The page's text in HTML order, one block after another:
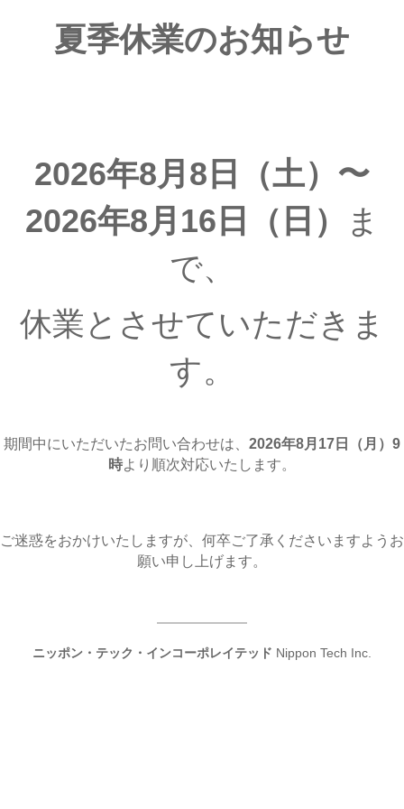
夏季休業のお知らせ
2026年8月8日（土）〜
2026年8月16日（日）
ま
で、
休業とさせていただきま
す。
期間中にいただいたお問い合わせは、 2026年8月17日（月 ）9
時より順次対応いたします。
ご迷惑をおかけいたしますが、何卒ご了承くださいますようお
願い申し上げます。
ニッポン・テック・インコーポレイテッド Nippon Tech Inc.